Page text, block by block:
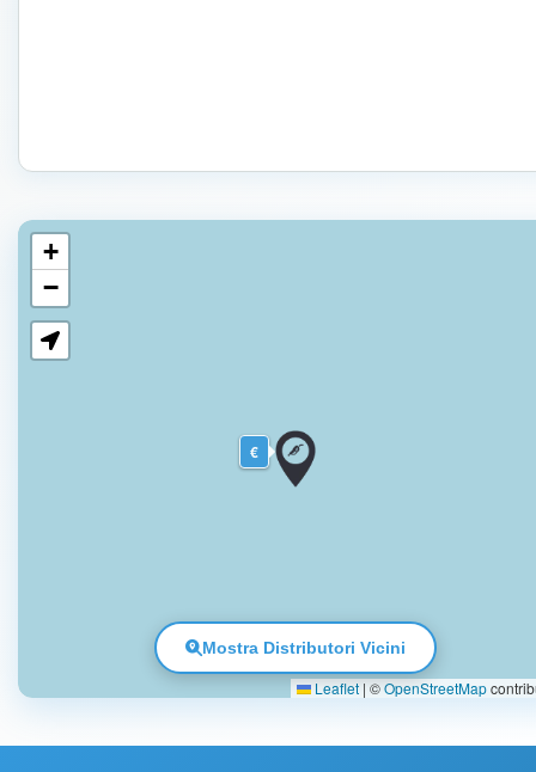
€
+
−
Leaflet | ©OpenStreetMap
Mostra Distributori Vicini